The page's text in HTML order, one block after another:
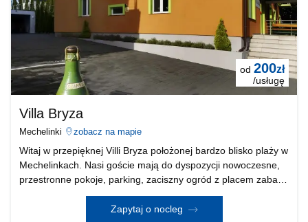
od 200zł
/usługę
Villa Bryza
Mechelinki zobacz na mapie
Witaj w przepięknej Villi Bryza położonej bardzo blisko plaży w
Mechelinkach. Nasi goście mają do dyspozycji nowoczesne,
przestronne pokoje, parking, zaciszny ogród z placem zabaw
oraz wiele innych udogodnień podczas pobytu. Villa Bryza to
idealne miejsce dla osób chcą
Zapytaj o nocleg